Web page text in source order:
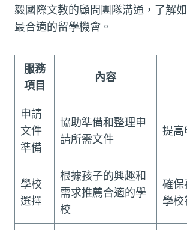
毅國際文教的顧問團隊溝通，了解
最合適的留學機會。
服務
項目
內容
申請
文件
準備
協助準備和整理申
請所需文件
提高
學校
選擇
根據孩子的興趣和
需求推薦合適的學
校
確保
學校